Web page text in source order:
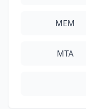
MEM
MTA